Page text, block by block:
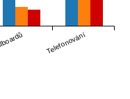
Telefonování